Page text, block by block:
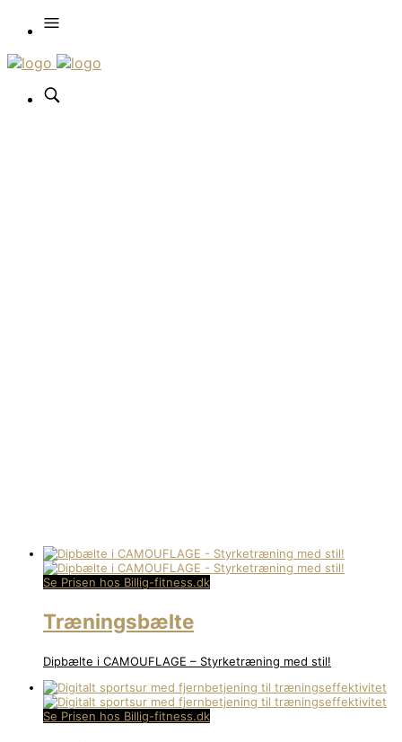
Se Prisen hos Billig-fitness.dk
Træningsbælte
Dipbælte i CAMOUFLAGE – Styrketræning med stil!
Se Prisen hos Billig-fitness.dk